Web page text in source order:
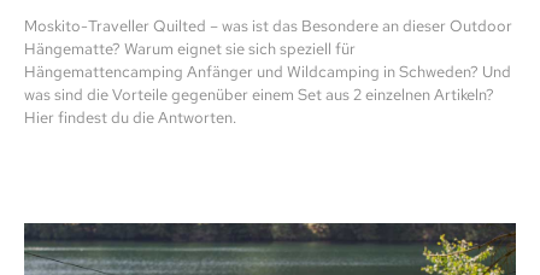
Moskito-Traveller Quilted – was ist das Besondere an dieser Outdoor
Hängematte? Warum eignet sie sich speziell für
Hängemattencamping Anfänger und Wildcamping in Schweden? Und
was sind die Vorteile gegenüber einem Set aus 2 einzelnen Artikeln?
Hier findest du die Antworten.